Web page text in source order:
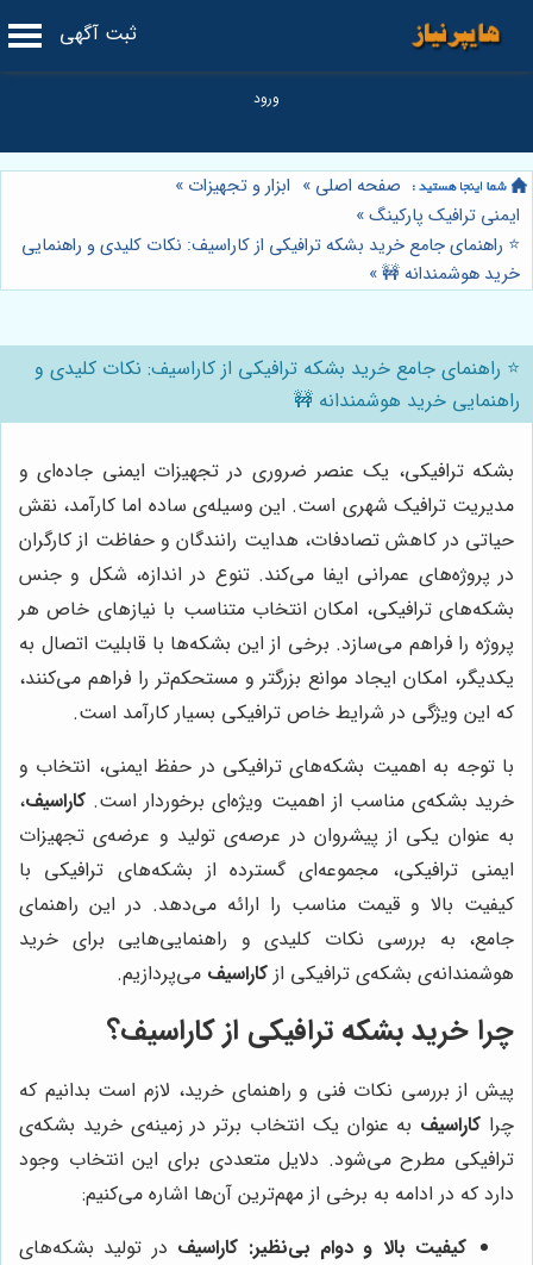
ثبت آگهی
صفحه اصلی » ابزار و تجهیزات »
ایمنی ترافیک پارکینگ»
⭐️ راهنمای جامع خرید بشکه ترافیکی از کاراسیف: نکات کلیدی و راهنمایی
خرید هوشمندانه 🚧»
⭐️ راهنمای جامع خرید بشکه ترافیکی از کاراسیف: نکات کلیدی و
راهنمایی خرید هوشمندانه 🚧
بشکه ترافیکی، یک عنصر ضروری در تجهیزات ایمنی جاده‌ای و
مدیریت ترافیک شهری است. این وسیله‌ی ساده اما کارآمد، نقش
حیاتی در کاهش تصادفات، هدایت رانندگان و حفاظت از کارگران
در پروژه‌های عمرانی ایفا می‌کند. تنوع در اندازه، شکل و جنس
بشکه‌های ترافیکی، امکان انتخاب متناسب با نیازهای خاص هر
پروژه را فراهم می‌سازد. برخی از این بشکه‌ها با قابلیت اتصال به
یکدیگر، امکان ایجاد موانع بزرگتر و مستحکم‌تر را فراهم می‌کنند،
که این ویژگی در شرایط خاص ترافیکی بسیار کارآمد است.
با توجه به اهمیت بشکه‌های ترافیکی در حفظ ایمنی، انتخاب و
خرید بشکه‌ی مناسب از اهمیت ویژه‌ای برخوردار است. کاراسیف،
به عنوان یکی از پیشروان در عرصه‌ی تولید و عرضه‌ی تجهیزات
ایمنی ترافیکی، مجموعه‌ای گسترده از بشکه‌های ترافیکی با
کیفیت بالا و قیمت مناسب را ارائه می‌دهد. در این راهنمای
جامع، به بررسی نکات کلیدی و راهنمایی‌هایی برای خرید
هوشمندانه‌ی بشکه‌ی ترافیکی از کاراسیف می‌پردازیم.
چرا خرید بشکه ترافیکی ازکاراسیف؟
پیش از بررسی نکات فنی و راهنمای خرید، لازم است بدانیم که
چرا کاراسیف به عنوان یک انتخاب برتر در زمینه‌ی خرید بشکه‌ی
ترافیکی مطرح می‌شود. دلایل متعددی برای این انتخاب وجود
دارد که در ادامه به برخی از مهم‌ترین آن‌ها اشاره می‌کنیم:
کیفیت بالا و دوام بی‌نظیر: کاراسیف در تولید بشکه‌های